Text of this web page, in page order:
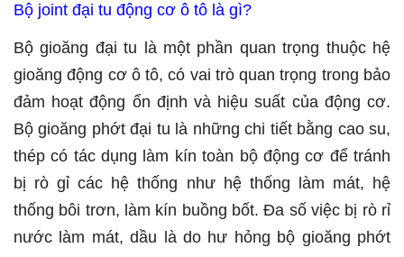
Bộ joint đại tu động cơ ô tô là gì?
Bộ gioăng đại tu là một phần quan trọng thuộc hệ
gioăng động cơ ô tô, có vai trò quan trọng trong bảo
đảm hoạt động ổn định và hiệu suất của động cơ.
Bộ gioăng phớt đại tu là những chi tiết bằng cao su,
thép có tác dụng làm kín toàn bộ động cơ để tránh
bị rò gỉ các hệ thống như hệ thống làm mát, hệ
thống bôi trơn, làm kín buồng bốt. Đa số việc bị rò rỉ
nước làm mát, dầu là do hư hỏng bộ gioăng phớt